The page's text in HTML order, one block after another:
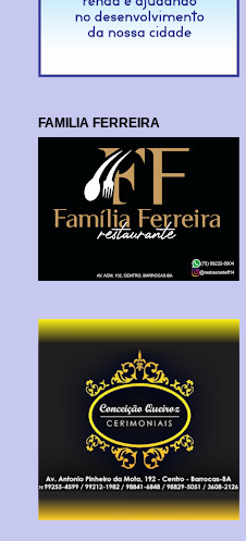
FAMILIA FERREIRA